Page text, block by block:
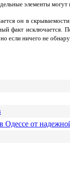
элементы
он в
факт исключается.
если ничего не
Одессе от